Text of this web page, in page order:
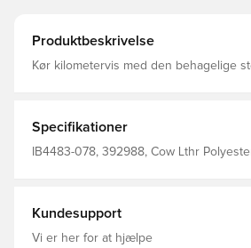
Produktbeskrivelse
Kør kilometervis med den behagelige
fod i skoen Blød foring øger komforten
skum giver en blød, polstret
i ydersålen hjælper dig med at bevæge
Specifikationer
IB4483-078, 392988, Cow Lthr
Kundesupport
Vi er her for at hjælpe